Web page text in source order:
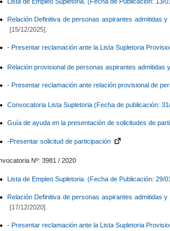
Relación Definitiva de personas aspirantes admitidas
[15/12/2025].
- Presentar reclamación ante la Lista Supletoria
Relación provisional de personas aspirantes admitidas
- Presentar reclamación ante relación provisional de
Convocatoria Lista Supletoria (Fecha de publicación:
Guía de ayuda en la presentación de solicitudes de
-Presentar solicitud de participación
Nº: 3981 / 2020
Lista de Empleo Supletoria. (Fecha de Publicación: 29/
Relación Definitiva de personas aspirantes admitidas
[17/12/2020].
- Presentar reclamación ante la Lista Supletoria